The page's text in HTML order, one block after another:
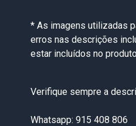
* As imagens utilizadas
erros nas descrições
estar incluídos no
Verifique sempre a
Whatsapp: 915 408 806